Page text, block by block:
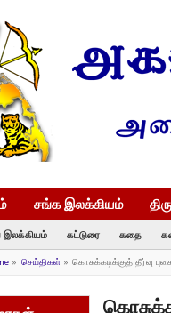
சங்க இலக்கியம்
இலக்கியம் கட்டுரை கதை
» செய்திகள்» கொசுக்கடிக்குத் தீர்வு